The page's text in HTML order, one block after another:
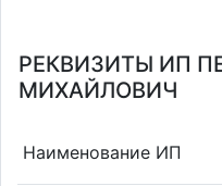
РЕКВИЗИТЫ ИП
МИХАЙЛОВИЧ
Наименование ИП